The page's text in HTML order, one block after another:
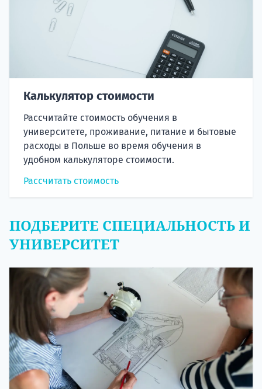
Калькулятор стоимости
Рассчитайте стоимость обучения в
университете, проживание, питание и бытовые
расходы в Польше во время обучения в
удобном калькуляторе стоимости.
Рассчитать стоимость
ПОДБЕРИТЕ СПЕЦИАЛЬНОСТЬ И
УНИВЕРСИТЕТ